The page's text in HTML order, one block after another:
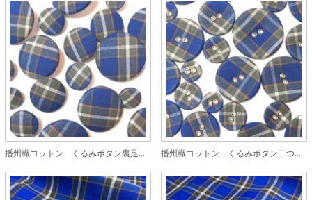
播州織コットン くるみボタン裏足タイプ 播州織コットン くるみボタン二つ穴タイプ